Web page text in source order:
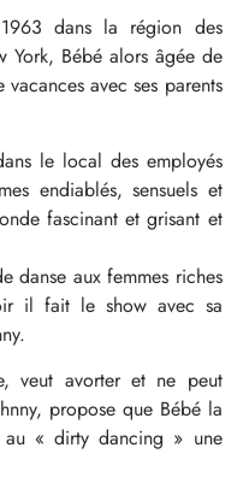
1963 dans la région des
York, Bébé alors âgée de
vacances avec ses parents
le local des employés
endiablés, sensuels et
fascinant et grisant et
danse aux femmes riches
il fait le show avec sa
veut avorter et ne peut
propose que Bébé la
au « dirty dancing » une